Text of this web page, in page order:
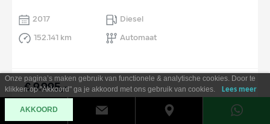
2017
Diesel
152.141 km
Automaat
€ 9.995,-
Al vanaf €180per maand
Onze pagina’s maken gebruik van functionele & analytische cookies. Door te
klikken op "Akkoord" ga je akkoord met ons gebruik van cookies.
Lees meer
AKKOORD